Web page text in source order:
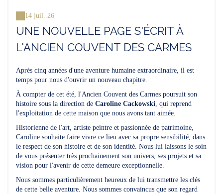
14 juil. 26
UNE NOUVELLE PAGE S'ÉCRIT À
L'ANCIEN COUVENT DES CARMES
Après cinq années d'une aventure humaine extraordinaire, il est
temps pour nous d'ouvrir un nouveau chapitre.
À compter de cet été, l'Ancien Couvent des Carmes poursuit son
histoire sous la direction de Caroline Cackowski, qui reprend
l'exploitation de cette maison que nous avons tant aimée.
Historienne de l'art, artiste peintre et passionnée de patrimoine,
Caroline souhaite faire vivre ce lieu avec sa propre sensibilité, dans
le respect de son histoire et de son identité. Nous lui laissons le soin
de vous présenter très prochainement son univers, ses projets et sa
vision pour l'avenir de cette demeure exceptionnelle.
Nous sommes particulièrement heureux de lui transmettre les clés
de cette belle aventure. Nous sommes convaincus que son regard